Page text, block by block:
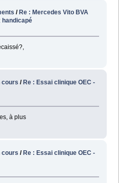
/Re : Mercedes Vito BVA
handicapé
cours / Re : Essai clinique OEC -
à plus
cours /Re : Essai clinique OEC -